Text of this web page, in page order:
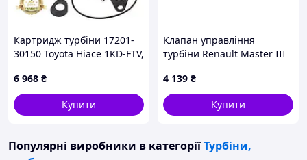
Картридж турбіни 17201-
30150 Toyota Hiace 1KD-FTV,
6 968 ₴
Купити
Клапан управління
турбіни Renault Master III
Renault
4 139 ₴
Купити
Популярні виробники в категоріїТурбіни,